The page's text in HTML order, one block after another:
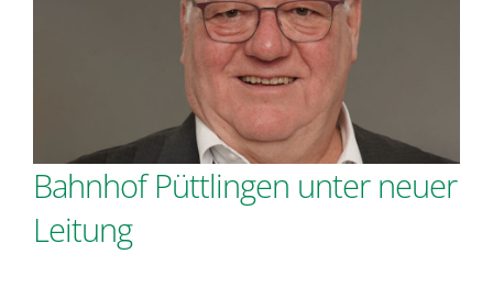
Bahnhof Püttlingen unter neuer
Leitung